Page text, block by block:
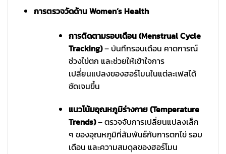
การตรวจวัดด้าน Women’s Health
การติดตามรอบเดือน (Menstrual Cycle
Tracking)– บันทึกรอบเดือน คาดการณ์
ช่วงไข่ตก และช่วยให้เข้าใจการ
เปลี่ยนแปลงของฮอร์โมนในแต่ละเฟสได้
ชัดเจนขึ้น
แนวโน้มอุณหภูมิร่างกาย (Temperature
Trends)– ตรวจจับการเปลี่ยนแปลงเล็ก
ๆ ของอุณหภูมิที่สัมพันธ์กับการตกไข่ รอบ
เดือน และความสมดุลของฮอร์โมน